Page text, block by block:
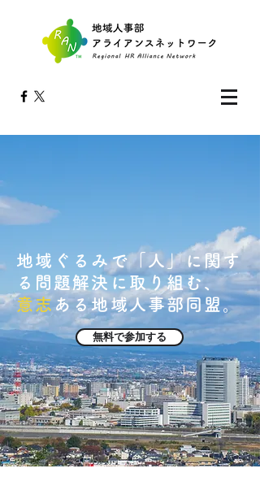
地域ぐるみで「人」に関す
る問題解決に取り組む、
意志ある地域人事部同盟。
無料で参加する